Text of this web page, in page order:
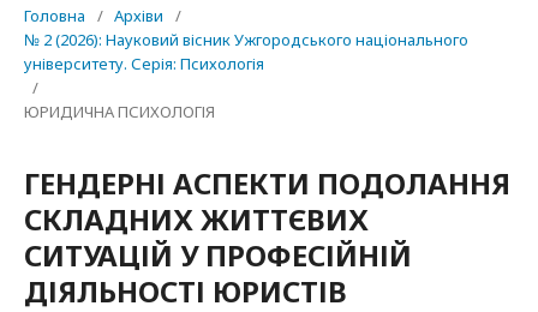
Головна / Архіви
/
№ 2 (2026): Науковий вісник Ужгородського національного
університету. Серія: Психологія
/
ЮРИДИЧНА ПСИХОЛОГІЯ
ГЕНДЕРНІ АСПЕКТИ ПОДОЛАННЯ
СКЛАДНИХ ЖИТТЄВИХ
СИТУАЦІЙ У ПРОФЕСІЙНІЙ
ДІЯЛЬНОСТІ ЮРИСТІВ